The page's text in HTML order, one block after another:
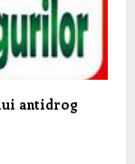
antidrog